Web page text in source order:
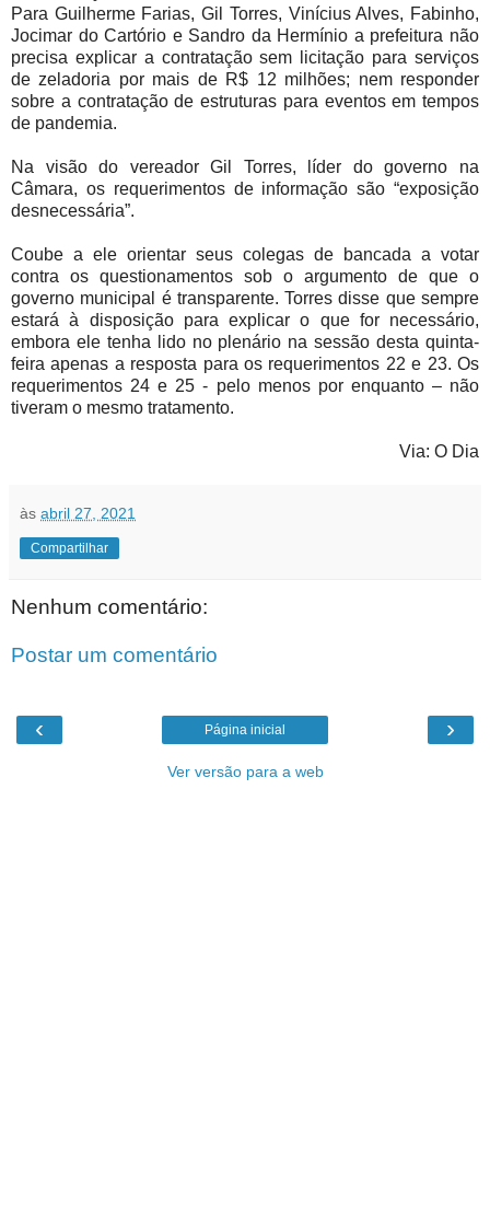
Para Guilherme Farias, Gil Torres, Vinícius Alves, Fabinho,
Jocimar do Cartório e Sandro da Hermínio a prefeitura não
precisa explicar a contratação sem licitação para serviços
de zeladoria por mais de R$ 12 milhões; nem responder
sobre a contratação de estruturas para eventos em tempos
de pandemia.
Na visão do vereador Gil Torres, líder do governo na
Câmara, os requerimentos de informação são “exposição
desnecessária”.
Coube a ele orientar seus colegas de bancada a votar
contra os questionamentos sob o argumento de que o
governo municipal é transparente. Torres disse que sempre
estará à disposição para explicar o que for necessário,
embora ele tenha lido no plenário na sessão desta quinta-
feira apenas a resposta para os requerimentos 22 e 23. Os
requerimentos 24 e 25 - pelo menos por enquanto – não
tiveram o mesmo tratamento.
Via: O Dia
às abril 27, 2021
Compartilhar
Nenhum comentário:
Postar um comentário
‹ ›
Página inicial
Ver versão para a web